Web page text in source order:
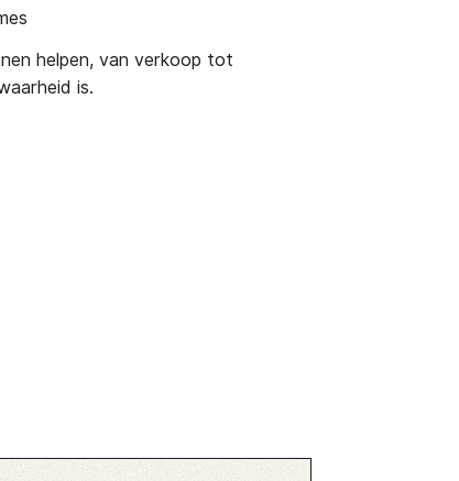
helpen, van verkoop tot
is.